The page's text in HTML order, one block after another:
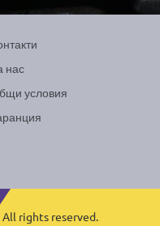
нас
условия
All rights reserved.